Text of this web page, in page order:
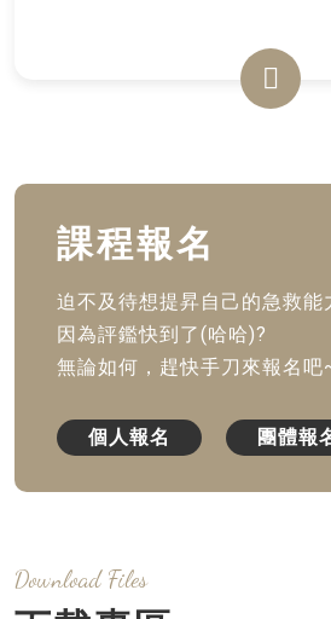
課程報名
迫不及待想提昇自己的急救能
因為評鑑快到了(哈哈)?
無論如何，趕快手刀來報名吧
個人報名 團體報
Download Files